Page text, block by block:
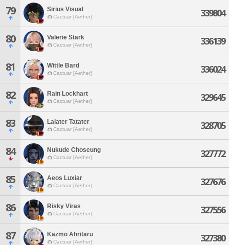
79 Sirius Visual
Cactuar [Aether] 339804
80 Valerie Stark
Cactuar [Aether] 336139
81 Wittle Bard
Cactuar [Aether] 336024
82 Rain Lockhart
Cactuar [Aether] 329645
83 Lalater Tatater
Cactuar [Aether] 328705
84 Nukude Choseung
Cactuar [Aether] 327772
85 Aeos Luxiar
Cactuar [Aether] 327676
86 Risky Viras
Cactuar [Aether] 327556
87 Kazmo Ahritaru
Cactuar [Aether] 327380